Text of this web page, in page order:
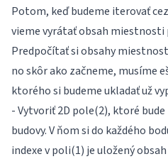
Potom, keď budeme iterovať
vieme vyrátať obsah miestnosti
Predpočítať si obsahy
no skôr ako začneme, musíme
ktorého si budeme ukladať už
- Vytvoriť 2D pole(2), ktoré
budovy. V ňom si do každého
indexe v poli(1) je uložený